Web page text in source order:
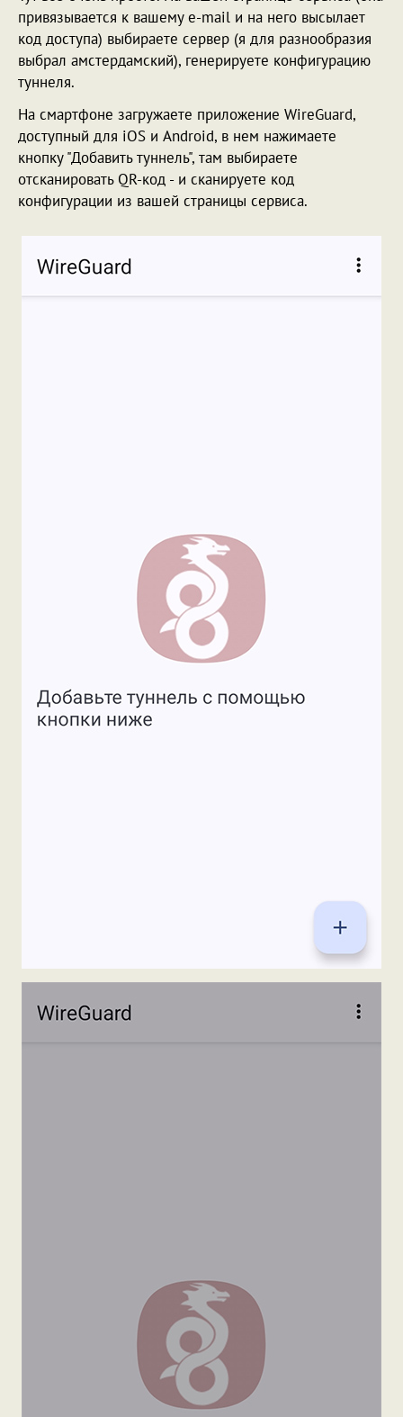
привязывается к вашему e-mail и на него высылает
код доступа) выбираете сервер (я для разнообразия
выбрал амстердамский), генерируете конфигурацию
туннеля.
На смартфоне загружаете приложение WireGuard,
доступный для iOS и Android, в нем нажимаете
кнопку "Добавить туннель", там выбираете
отсканировать QR-код - и сканируете код
конфигурации из вашей страницы сервиса.